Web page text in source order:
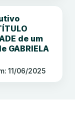
de um
GABRIELA
11/06/2025